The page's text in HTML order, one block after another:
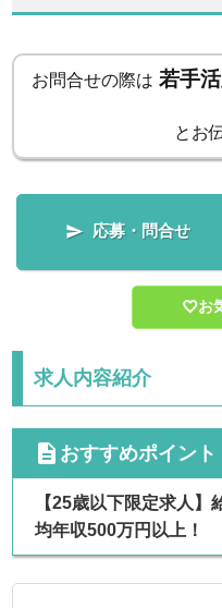
お問合せの際は 若手
とお
 応募・問合せ
お
求人内容紹介
cdescription おすすめポイント
【25歳以下限定求人
均年収500万円以上！